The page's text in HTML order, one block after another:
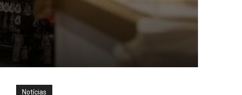
Notícias